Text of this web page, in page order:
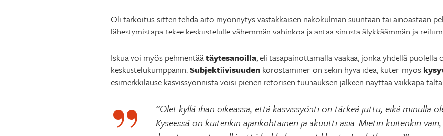
Oli tarkoitus sitten tehdä aito myönnytys vastakkaisen näkökulman suuntaan tai ainoastaan
lähestymistapa tekee keskustelulle vähemmän vahinkoa ja antaa sinusta älykkäämmän ja
Iskua voi myös pehmentäätäytesanoilla, eli tasapainottamalla vaakaa, jonka yhdellä puolella
keskustelukumppanin.Subjektiivisuuden korostaminen on sekin hyvä idea, kuten myös
esimerkkilause kasvissyönnistä voisi pienen retorisen tuunauksen jälkeen näyttää vaikkapa tältä.
“Olet kyllä ihan oikeassa, että kasvissyönti on tärkeä juttu, eikä minulla
Kyseessä on kuitenkin ajankohtainen ja akuutti asia. Mietin kuitenkin